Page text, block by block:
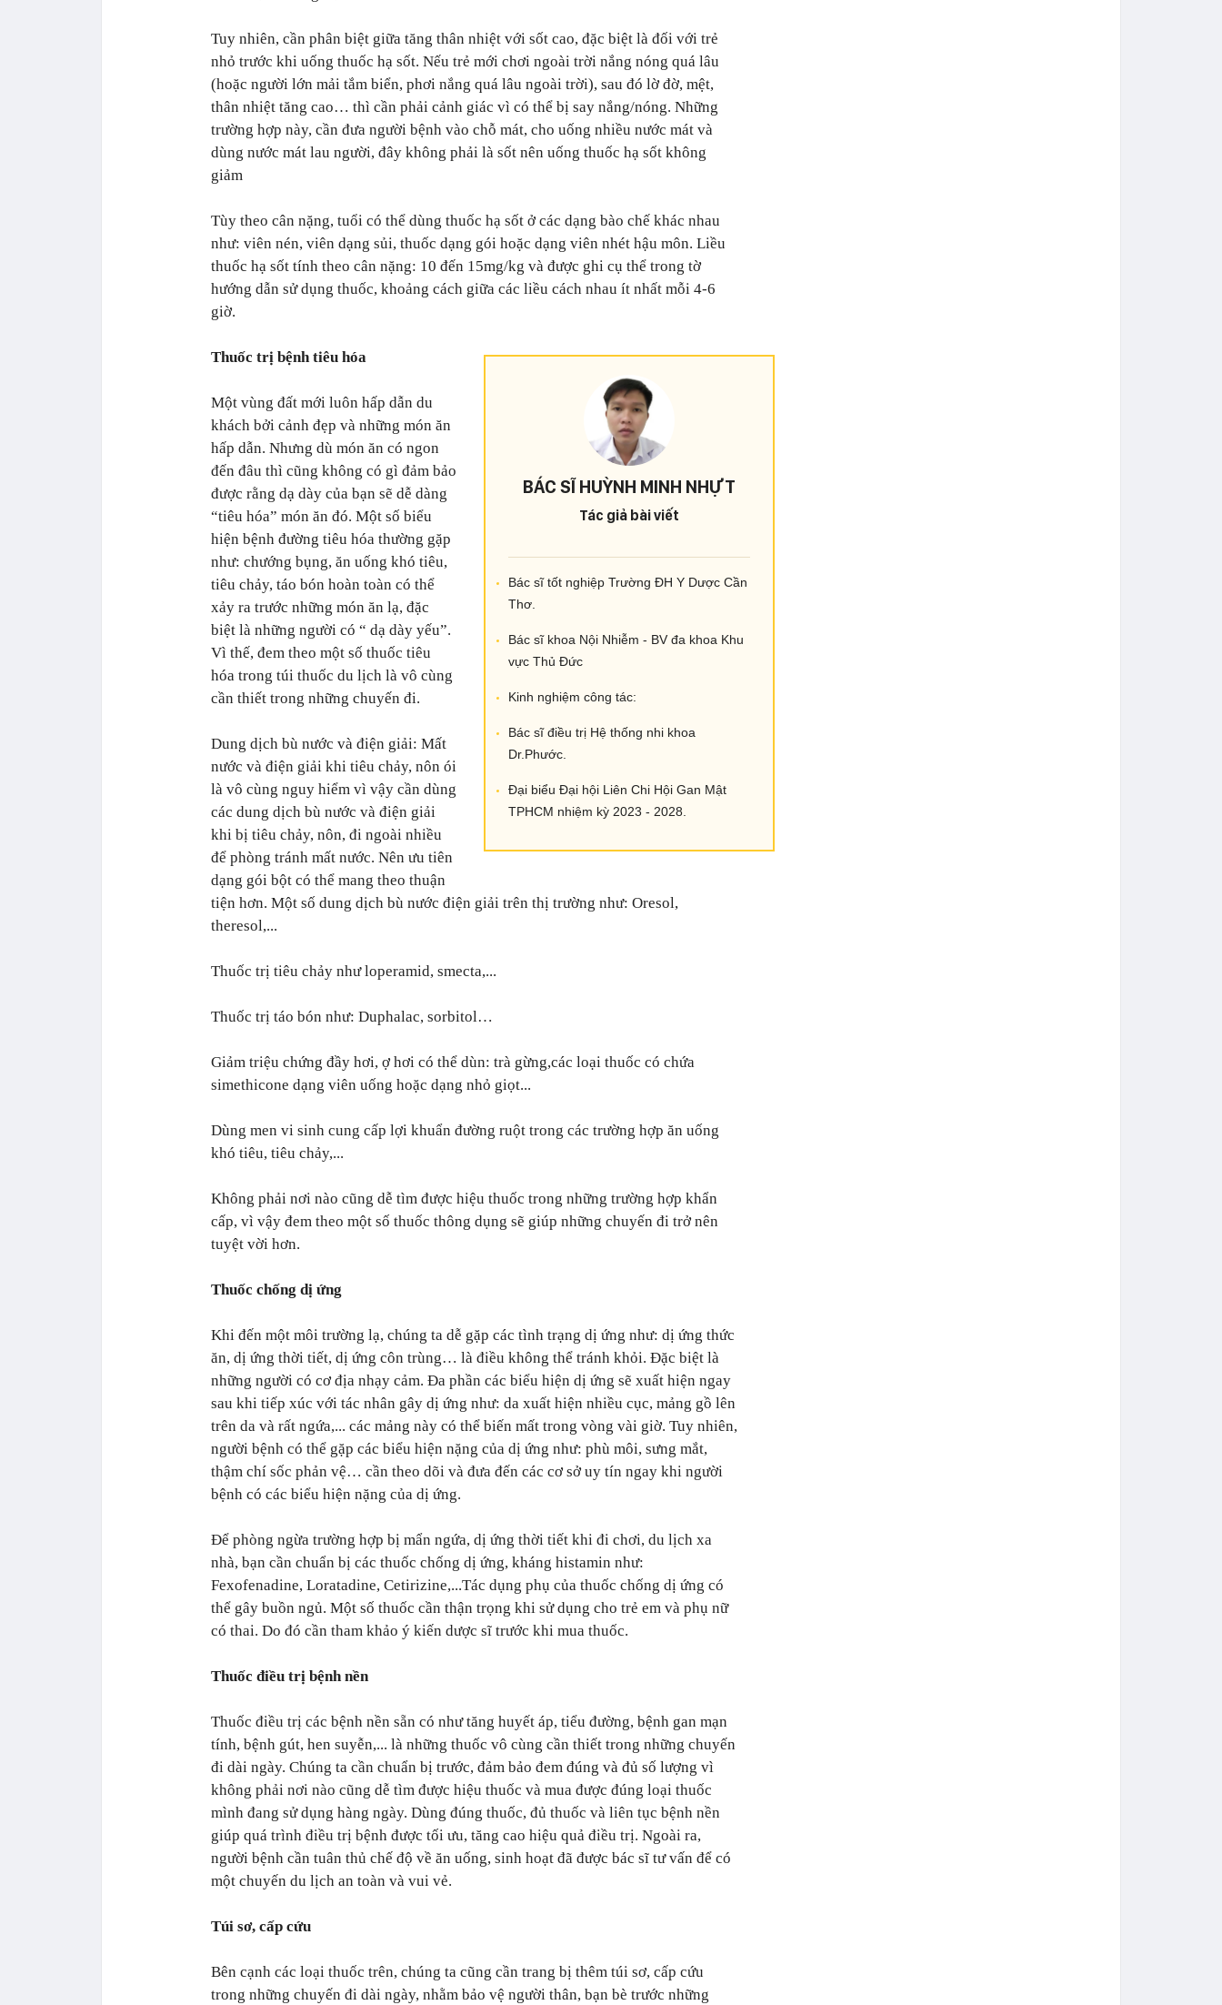
Tuy nhiên, cần phân biệt giữa tăng thân nhiệt với sốt cao, đặc biệt là đối với trẻ
nhỏ trước khi uống thuốc hạ sốt. Nếu trẻ mới chơi ngoài trời nắng nóng quá lâu
(hoặc người lớn mải tắm biển, phơi nắng quá lâu ngoài trời), sau đó lờ đờ, mệt,
thân nhiệt tăng cao… thì cần phải cảnh giác vì có thể bị say nắng/nóng. Những
trường hợp này, cần đưa người bệnh vào chỗ mát, cho uống nhiều nước mát và
dùng nước mát lau người, đây không phải là sốt nên uống thuốc hạ sốt không
giảm
Tùy theo cân nặng, tuổi có thể dùng thuốc hạ sốt ở các dạng bào chế khác nhau
như: viên nén, viên dạng sủi, thuốc dạng gói hoặc dạng viên nhét hậu môn. Liều
thuốc hạ sốt tính theo cân nặng: 10 đến 15mg/kg và được ghi cụ thể trong tờ
hướng dẫn sử dụng thuốc, khoảng cách giữa các liều cách nhau ít nhất mỗi 4-6
giờ.
BÁC SĨ HUỲNH MINH NHỰT
Tác giả bài viết
Bác sĩ tốt nghiệp Trường ĐH Y Dược Cần
Thơ.
Bác sĩ khoa Nội Nhiễm - BV đa khoa Khu
vực Thủ Đức
Kinh nghiệm công tác:
Bác sĩ điều trị Hệ thống nhi khoa
Dr.Phước.
Đại biểu Đại hội Liên Chi Hội Gan Mật
TPHCM nhiệm kỳ 2023 - 2028.
Thuốc trị bệnh tiêu hóa
Một vùng đất mới luôn hấp dẫn du
khách bởi cảnh đẹp và những món ăn
hấp dẫn. Nhưng dù món ăn có ngon
đến đâu thì cũng không có gì đảm bảo
được rằng dạ dày của bạn sẽ dễ dàng
“tiêu hóa” món ăn đó. Một số biểu
hiện bệnh đường tiêu hóa thường gặp
như: chướng bụng, ăn uống khó tiêu,
tiêu chảy, táo bón hoàn toàn có thể
xảy ra trước những món ăn lạ, đặc
biệt là những người có “ dạ dày yếu”.
Vì thế, đem theo một số thuốc tiêu
hóa trong túi thuốc du lịch là vô cùng
cần thiết trong những chuyến đi.
Dung dịch bù nước và điện giải: Mất
nước và điện giải khi tiêu chảy, nôn ói
là vô cùng nguy hiểm vì vậy cần dùng
các dung dịch bù nước và điện giải
khi bị tiêu chảy, nôn, đi ngoài nhiều
để phòng tránh mất nước. Nên ưu tiên
dạng gói bột có thể mang theo thuận
tiện hơn.‏ Một số dung dịch bù nước điện giải trên thị trường như: Oresol,
theresol,...
Giảm triệu chứng đầy hơi, ợ hơi có thể dùn: trà gừng,các loại thuốc có chứa
Dùng men vi sinh cung cấp lợi khuẩn đường ruột trong các trường hợp ăn uống
khó tiêu, tiêu chảy,...
Không phải nơi nào cũng dễ tìm được hiệu thuốc trong những trường hợp khẩn
cấp, vì vậy đem theo một số thuốc thông dụng sẽ giúp những chuyến đi trở nên
tuyệt vời hơn.
Thuốc chống dị ứng
Khi đến một môi trường lạ, chúng ta dễ gặp các tình trạng dị ứng như: dị ứng thức
ăn, dị ứng thời tiết, dị ứng côn trùng… là điều không thể tránh khỏi. Đặc biệt là
những người có cơ địa nhạy cảm. Đa phần các biểu hiện dị ứng sẽ xuất hiện ngay
sau khi tiếp xúc với tác nhân gây dị ứng như: da xuất hiện nhiều cục, mảng gồ lên
trên da và rất ngứa,... các mảng này có thể biến mất trong vòng vài giờ. Tuy nhiên,
người bệnh có thể gặp các biểu hiện nặng của dị ứng như: phù môi, sưng mắt,
thậm chí sốc phản vệ… cần theo dõi và đưa đến các cơ sở uy tín ngay khi người
bệnh có các biểu hiện nặng của dị ứng.
Để phòng ngừa trường hợp bị mẩn ngứa, dị ứng thời tiết khi đi chơi, du lịch xa
nhà, bạn cần chuẩn bị các thuốc chống dị ứng, kháng histamin như:
Fexofenadine, Loratadine, Cetirizine,...Tác dụng phụ của thuốc chống dị ứng có
thể gây buồn ngủ. Một số thuốc cần thận trọng khi sử dụng cho trẻ em và phụ nữ
có thai. Do đó cần tham khảo ý kiến dược sĩ trước khi mua thuốc.
Thuốc điều trị bệnh nền
Thuốc điều trị các bệnh nền sẵn có như tăng huyết áp, tiểu đường, bệnh gan mạn
tính, bệnh gút, hen suyễn,... là những thuốc vô cùng cần thiết trong những chuyến
đi dài ngày. Chúng ta cần chuẩn bị trước, đảm bảo đem đúng và đủ số lượng vì
không phải nơi nào cũng dễ tìm được hiệu thuốc và mua được đúng loại thuốc
mình đang sử dụng hàng ngày. Dùng đúng thuốc, đủ thuốc và liên tục bệnh nền
giúp quá trình điều trị bệnh được tối ưu, tăng cao hiệu quả điều trị. Ngoài ra,
người bệnh cần tuân thủ chế độ về ăn uống, sinh hoạt đã được bác sĩ tư vấn để có
một chuyến du lịch an toàn và vui vẻ.
Túi sơ, cấp cứu
Bên cạnh các loại thuốc trên, chúng ta cũng cần trang bị thêm túi sơ, cấp cứu
trong những chuyến đi dài ngày, nhằm bảo vệ người thân, bạn bè trước những